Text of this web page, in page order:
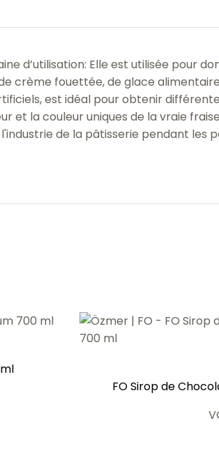
d’utilisation: Elle est utilisée pour
crème fouettée, de glace
est idéal pour obtenir
et la couleur uniques de la vraie
de la pâtisserie pendant les
FO Sirop de